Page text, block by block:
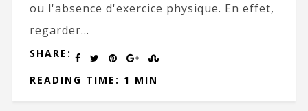
ou l'absence d'exercice physique. En effet,
regarder...
SHARE:
READING TIME: 1 MIN